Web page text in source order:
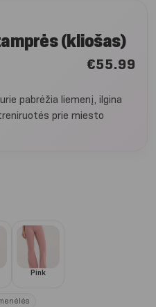
(kliošas)
€55.99
pabrėžia liemenį, ilgina
prie miesto
Pink